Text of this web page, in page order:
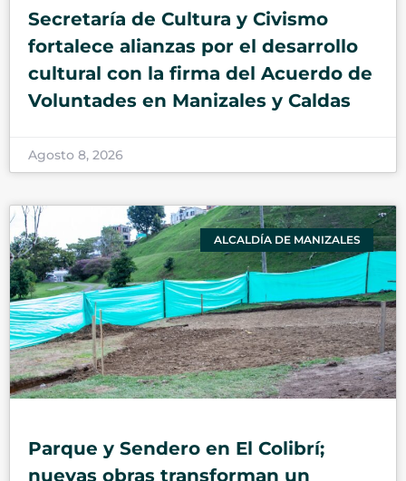
Secretaría de Cultura y Civismo
fortalece alianzas por el desarrollo
cultural con la firma del Acuerdo de
Voluntades en Manizales y Caldas
Agosto 8, 2026
ALCALDÍA DE MANIZALES
Parque y Sendero en El Colibrí;
nuevas obras transforman un